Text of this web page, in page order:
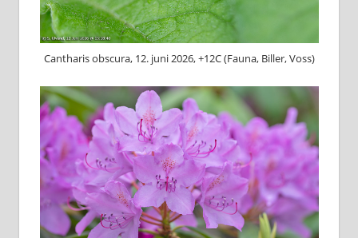
C⁠antharis obscura, 12. juni 2026, +12C (Fauna, Biller, Voss)